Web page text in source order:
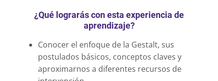
¿Qué lograrás con esta experiencia de
aprendizaje?
Conocer el enfoque de la Gestalt, sus
postulados básicos, conceptos claves y
aproximarnos a diferentes recursos de